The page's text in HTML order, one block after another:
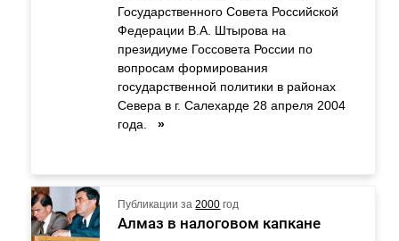
Государственного Совета Российской
Федерации В.А. Штырова на
президиуме Госсовета России по
вопросам формирования
государственной политики в районах
Севера в г. Салехарде 28 апреля 2004
года.»
Публикации за2000 год
Алмаз в налоговом капкане